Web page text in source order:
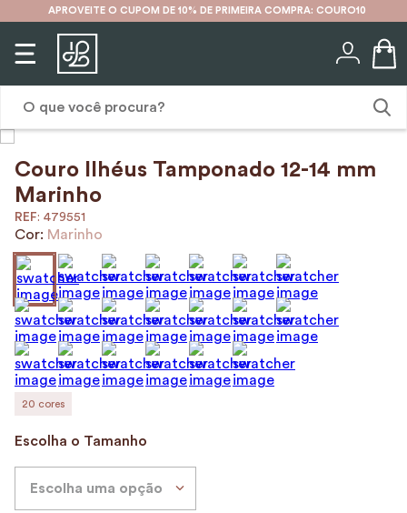
APROVEITE O CUPOM DE 10% DE PRIMEIRA COMPRA: COURO10
Couro Ilhéus Tamponado 12-14 mm
Marinho
: 479551
Cor: Marinho
20 cores
Escolha o Tamanho
Escolha uma opção
1º
karina
3 º
couro
4º
cinto
5º
bolsa
6º
carteira
7º
avental
8º
º
10º case